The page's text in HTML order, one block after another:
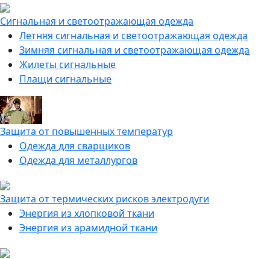
Сигнальная и светоотражающая одежда
Летняя сигнальная и светоотражающая одежда
Зимняя сигнальная и светоотражающая одежда
Жилеты сигнальные
Плащи сигнальные
Защита от повышенных температур
Одежда для сварщиков
Одежда для металлургов
Защита от термических рисков электродуги
Энергия из хлопковой ткани
Энергия из арамидной ткани